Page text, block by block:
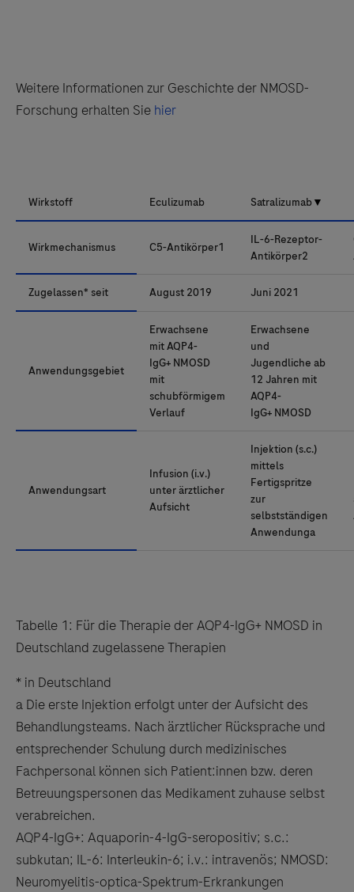
Weitere Informationen zur Geschichte der NMOSD-
Forschung erhalten Sie hier
Wirkstoff Eculizumab Satralizumab▼
Wirkmechanismus C5-Antikörper1
IL-6-Rezeptor-
Antikörper2
Zugelassen* seit August 2019 Juni 2021
Anwendungsgebiet
Erwachsene
mit AQP4-
IgG+ NMOSD
mit
schubförmigem
Verlauf
Erwachsene
und
Jugendliche ab
12 Jahren mit
AQP4-
IgG+ NMOSD
Anwendungsart
Infusion (i.v.)
unter ärztlicher
Aufsicht
Injektion (s.c.)
mittels
Fertigspritze
zur
selbstständigen
Anwendunga
Tabelle 1: Für die Therapie der AQP4-IgG+ NMOSD in
Deutschland zugelassene Therapien
* in Deutschland
a Die erste Injektion erfolgt unter der Aufsicht des
Behandlungsteams. Nach ärztlicher Rücksprache und
entsprechender Schulung durch medizinisches
Fachpersonal können sich Patient:innen bzw. deren
Betreuungspersonen das Medikament zuhause selbst
verabreichen.
AQP4-IgG+: Aquaporin-4-IgG-seropositiv; s.c.:
subkutan; IL-6: Interleukin-6; i.v.: intravenös; NMOSD:
Neuromyelitis-optica-Spektrum-Erkrankungen